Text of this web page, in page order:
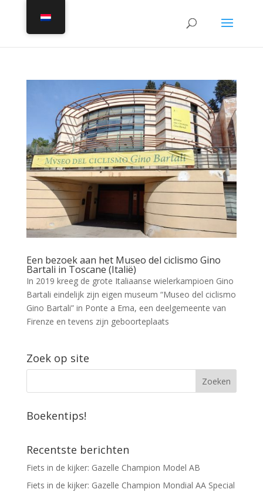
Een bezoek aan het Museo del ciclismo Gino
Bartali in Toscane (Italië)
In 2019 kreeg de grote Italiaanse wielerkampioen Gino
Bartali eindelijk zijn eigen museum “Museo del ciclismo
Gino Bartali” in Ponte a Ema, een deelgemeente van
Firenze en tevens zijn geboorteplaats
Zoek op site
Boekentips!
Recentste berichten
Fiets in de kijker: Gazelle Champion Model AB
Fiets in de kijker: Gazelle Champion Mondial AA Special